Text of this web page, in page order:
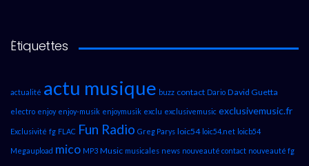
Étiquettes
actualité actu musique buzz contact Dario David Guetta
electro enjoy enjoy-musik enjoymusik exclu exclusivemusic exclusivemusic.fr
Exclusivité fg FLAC Fun Radio Greg Parys loic54 loic54.net loicb54
Megaupload mico MP3 Music musicales news nouveauté contact nouveauté fg